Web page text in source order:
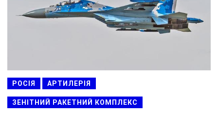
РОСІЯ АРТИЛЕРІЯ
ЗЕНІТНИЙ РАКЕТНИЙ КОМПЛЕКС